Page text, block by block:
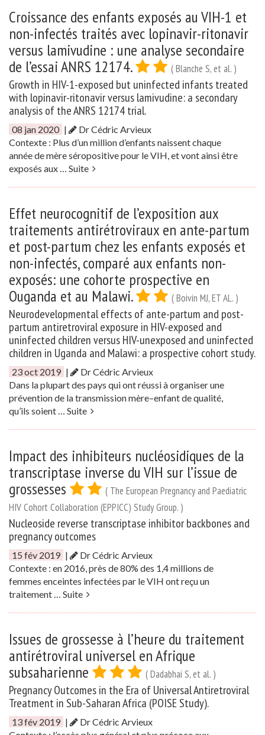
Croissance des enfants exposés au VIH-1 et
non-infectés traités avec lopinavir-ritonavir
versus lamivudine : une analyse secondaire
de l’essai ANRS 12174.
( Blanche S, et al. )
Growth in HIV-1-exposed but uninfected infants treated
with lopinavir-ritonavir versus lamivudine: a secondary
analysis of the ANRS 12174 trial.
08 jan 2020 |
Dr Cédric Arvieux
Contexte : Plus d’un million d’enfants naissent chaque
année de mère séropositive pour le VIH, et vont ainsi être
exposés aux … Suite
Effet neurocognitif de l’exposition aux
traitements antirétroviraux en ante-partum
et post-partum chez les enfants exposés et
non-infectés, comparé aux enfants non-
exposés: une cohorte prospective en
Ouganda et au Malawi.
( Boivin MJ, ET AL. )
Neurodevelopmental effects of ante-partum and post-
partum antiretroviral exposure in HIV-exposed and
uninfected children versus HIV-unexposed and uninfected
children in Uganda and Malawi: a prospective cohort study.
23 oct 2019 |
Dr Cédric Arvieux
Dans la plupart des pays qui ont réussi à organiser une
prévention de la transmission mère–enfant de qualité,
qu’ils soient … Suite
Impact des inhibiteurs nucléosidiques de la
transcriptase inverse du VIH sur l’issue de
grossesses
( The European Pregnancy and Paediatric
HIV Cohort Collaboration (EPPICC) Study Group. )
Nucleoside reverse transcriptase inhibitor backbones and
pregnancy outcomes
15 fév 2019 |
Dr Cédric Arvieux
Contexte : en 2016, près de 80% des 1,4 millions de
femmes enceintes infectées par le VIH ont reçu un
traitement … Suite
Issues de grossesse à l’heure du traitement
antirétroviral universel en Afrique
subsaharienne
( Dadabhai S, et al. )
Pregnancy Outcomes in the Era of Universal Antiretroviral
Treatment in Sub-Saharan Africa (POISE Study).
13 fév 2019 |
Dr Cédric Arvieux